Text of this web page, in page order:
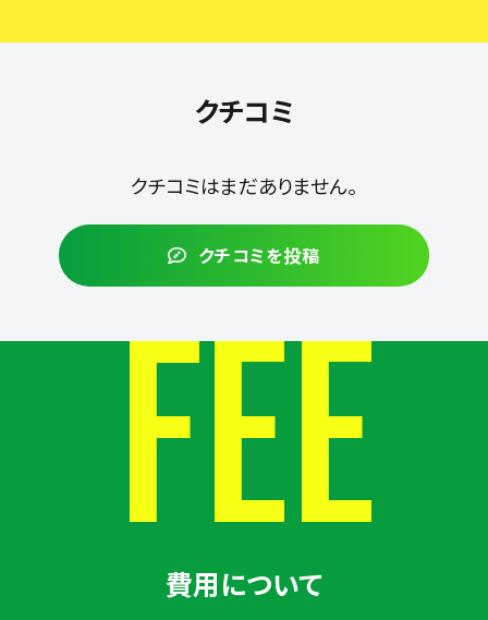
クチコミ
クチコミはまだありません。
クチコミを投稿
FEE
費用について